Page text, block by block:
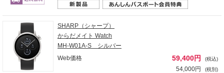
SHARP（シャープ）
からだメイト Watch
MH-W01A-S シルバー
Web価格
59,400円 (税込)
54,000円 (税別)